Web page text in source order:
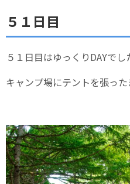
５１日目
５１日目はゆっくりDAYでし
キャンプ場にテントを張った